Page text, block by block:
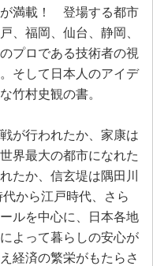
が満載！ 登場する都市
、福岡、仙台、静岡、
プロである技術者の視
そして日本人のアイデ
竹村史観の書。
が行われたか、家康は
界最大の都市になれた
たか、信玄堤は隅田川
から江戸時代、さら
ルを中心に、日本各地
よって暮らしの安心が
経済の繁栄がもたらさ